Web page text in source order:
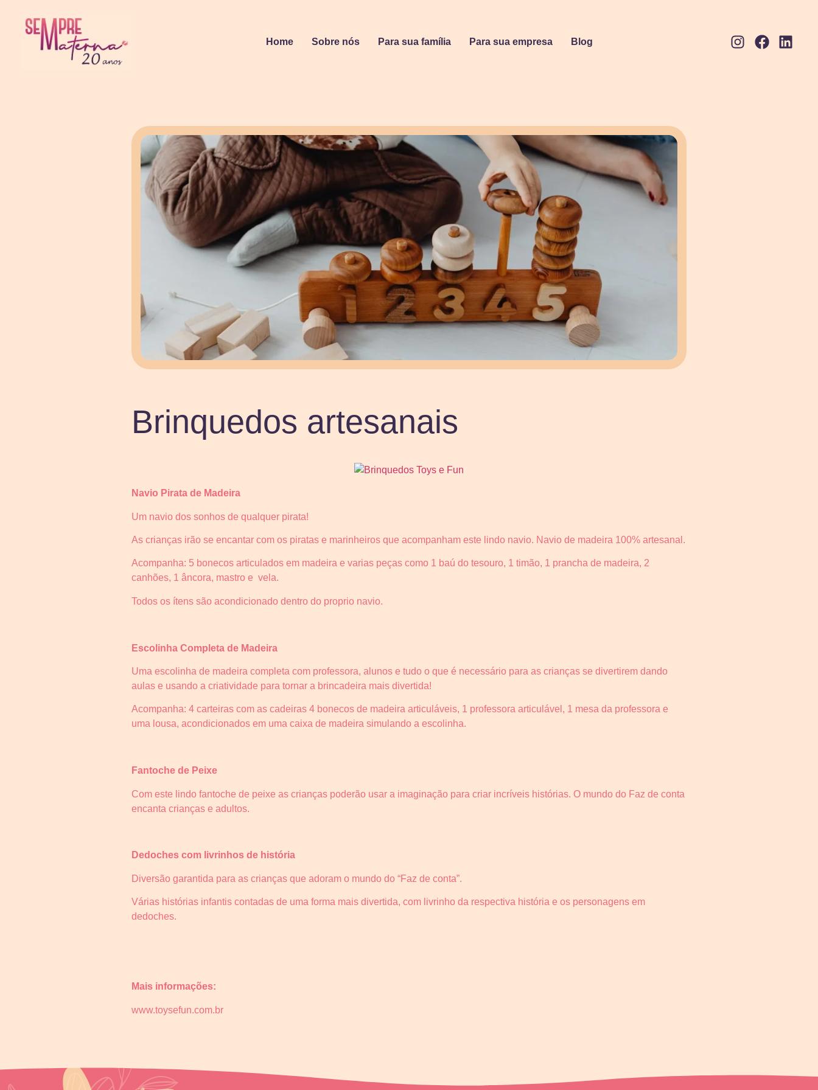
Home Sobre nós Para sua família Para sua empresa Blog
Brinquedos artesanais
Navio Pirata de Madeira
Um navio dos sonhos de qualquer pirata!
As crianças irão se encantar com os piratas e marinheiros que acompanham este lindo navio. Navio de madeira 100% artesanal.
Acompanha: 5 bonecos articulados em madeira e varias peças como 1 baú do tesouro, 1 timão, 1 prancha de madeira, 2
canhões, 1 âncora, mastro e vela.
Todos os ítens são acondicionado dentro do proprio navio.
Escolinha Completa de Madeira
Uma escolinha de madeira completa com professora, alunos e tudo o que é necessário para as crianças se divertirem dando
aulas e usando a criatividade para tornar a brincadeira mais divertida!
Acompanha: 4 carteiras com as cadeiras 4 bonecos de madeira articuláveis, 1 professora articulável, 1 mesa da professora e
uma lousa, acondicionados em uma caixa de madeira simulando a escolinha.
Fantoche de Peixe
Com este lindo fantoche de peixe as crianças poderão usar a imaginação para criar incríveis histórias. O mundo do Faz de conta
encanta crianças e adultos.
Dedoches com livrinhos de história
Diversão garantida para as crianças que adoram o mundo do “Faz de conta”.
Várias histórias infantis contadas de uma forma mais divertida, com livrinho da respectiva história e os personagens em
dedoches.
Mais informações:
www.toysefun.com.br